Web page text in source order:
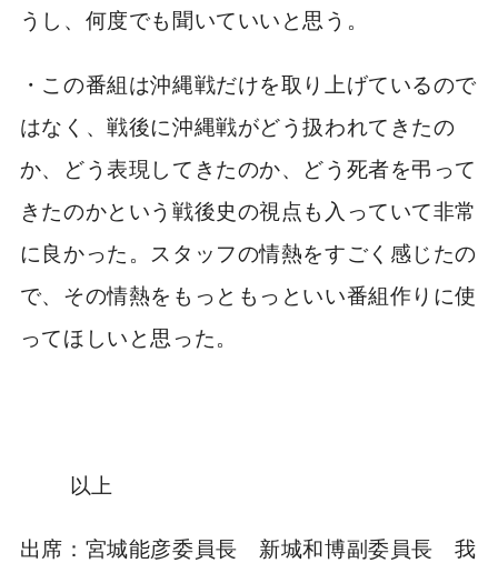
うし、何度でも聞いていいと思う。
・この番組は沖縄戦だけを取り上げているので
はなく、戦後に沖縄戦がどう扱われてきたの
か、どう表現してきたのか、どう死者を弔って
きたのかという戦後史の視点も入っていて非常
に良かった。スタッフの情熱をすごく感じたの
で、その情熱をもっともっといい番組作りに使
ってほしいと思った。
以上
出席：宮城能彦委員長 新城和博副委員長 我